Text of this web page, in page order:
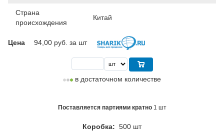
Страна
происхождения
Китай
Цена 94,00 руб. за шт
в достаточном количестве
Поставляется партиями кратно 1 шт
Коробка: 500 шт